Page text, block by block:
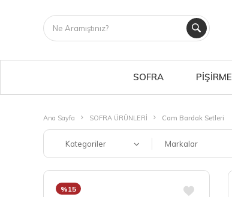
SOFRA PİŞİRME
Ana Sayfa SOFRA ÜRÜNLERİ Cam Bardak Setleri
Kategoriler Markalar
%15